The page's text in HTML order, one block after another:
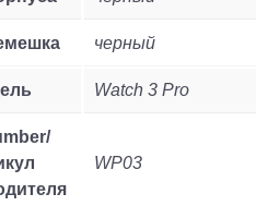
черный
Watch 3 Pro
WP03